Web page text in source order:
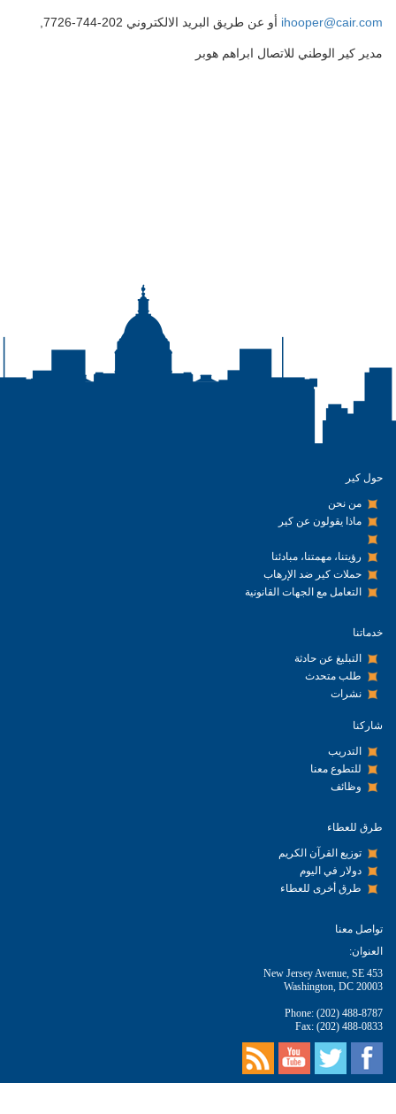
ihooper@cair.comأو عن طريق البريد الالكتروني 202-744-7726,
مدير كير الوطني للاتصال ابراهم هوبر
حول كير
من نحن
ماذا يقولون عن كير
رؤيتنا، مهمتنا، مبادئنا
حملات كير ضد الإرهاب
التعامل مع الجهات القانونية
خدماتنا
التبليغ عن حادثة
طلب متحدث
نشرات
شاركنا
التدريب
للتطوع معنا
وظائف
طرق للعطاء
توزيع القرآن الكريم
دولار في اليوم
طرق أخرى للعطاء
تواصل معنا
العنوان:
453 New Jersey Avenue, SE
Washington, DC 20003
Phone: (202) 488-8787
Fax: (202) 488-0833